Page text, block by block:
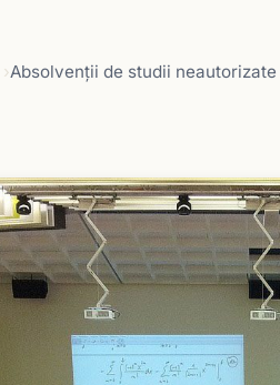
Absolvenţii de studii